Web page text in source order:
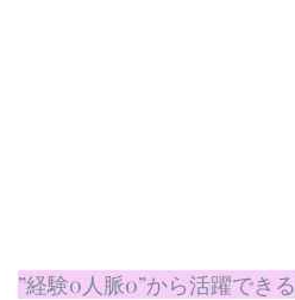
”経験0人脈0”から活躍できる